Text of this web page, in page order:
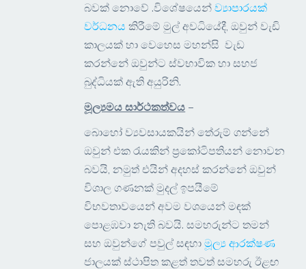
බවක් නොවේ .විශේෂයෙන්ව්‍යාපාරයක්
වර්ධනය කිරීමේ මුල් අවධියේදී, ඔවුන් වැඩි
කාලයක් හා වෙහෙස මහන්සි වැඩ
කරන්නේ ඔවුන්ට ස්වභාවික හා සහජ
බුද්ධියක් ඇති අයුරිනි.
මූල්‍යමය සාර්ථකත්වය –
බොහෝ ව්‍යවසායකයින් තේරුම් ගන්නේ
ඔවුන් එක රැයකින් ප්‍රකෝටිපතියන් නොවන
බවයි, නමුත් එයින් අදහස් කරන්නේ ඔවුන්
විශාල ගණනක් මුදල් ඉපයීමේ
විභවතාවයෙන් අවම වශයෙන් මඳක්
පොළඹවා නැති බවයි. සමහරුන්ට තමන්
සහ ඔවුන්ගේ පවුල් සඳහාමූල්‍ය ආරක්ෂණ
ජාලයක් ස්ථාපිත කළත් තවත් සමහරු ඊළඟ